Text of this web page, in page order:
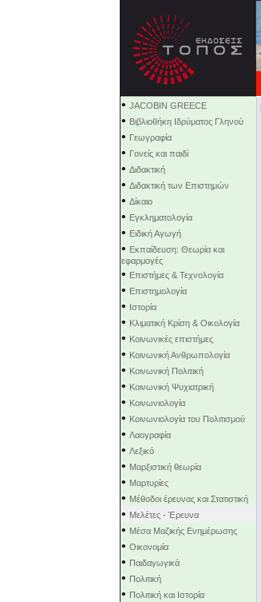
• JACOBIN GREECE
• Βιβλιοθήκη Ιδρύματος Γληνού
• Γεωγραφία
• Γονείς και παιδί
• Διδακτική
• Διδακτική των Επιστημών
• Δίκαιο
• Εγκληματολογία
• Ειδική Αγωγή
• Εκπαίδευση: Θεωρία και
εφαρμογές
• Επιστήμες & Τεχνολογία
• Επιστημολογία
• Ιστορία
• Κλιματική Κρίση & Οικολογία
• Κοινωνικές επιστήμες
• Κοινωνική Ανθρωπολογία
• Κοινωνική Πολιτική
• Κοινωνική Ψυχιατρική
• Κοινωνιολογία
• Κοινωνιολογία του Πολιτισμού
• Λαογραφία
• Λεξικό
• Μαρξιστική θεωρία
• Μαρτυρίες
• Μέθοδοι έρευνας και Στατιστική
• Μελέτες - Έρευνα
• Μέσα Μαζικής Ενημέρωσης
• Οικονομία
• Παιδαγωγικά
• Πολιτική
• Πολιτική και Ιστορία